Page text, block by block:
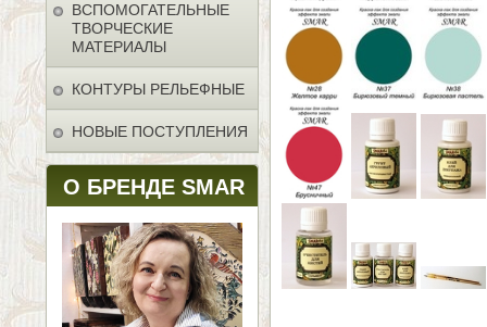
ВСПОМОГАТЕЛЬНЫЕ
ТВОРЧЕСКИЕ
МАТЕРИАЛЫ
КОНТУРЫ РЕЛЬЕФНЫЕ
НОВЫЕ ПОСТУПЛЕНИЯ
О БРЕНДЕ SMAR